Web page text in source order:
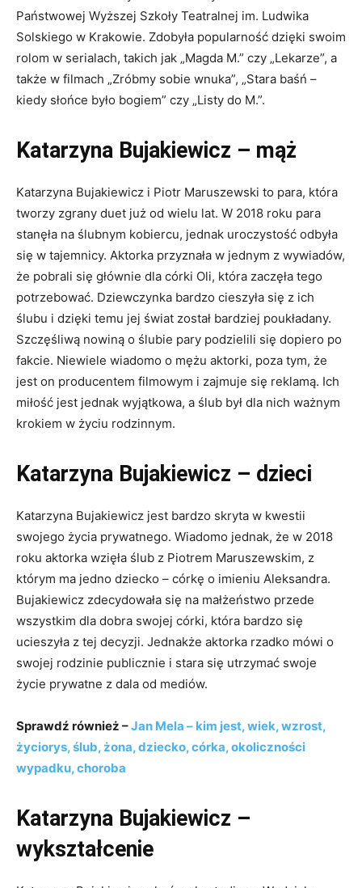
Państwowej Wyższej Szkoły Teatralnej im. Ludwika
Solskiego w Krakowie. Zdobyła popularność dzięki swoim
rolom w serialach, takich jak „Magda M.” czy „Lekarze”, a
także w filmach „Zróbmy sobie wnuka”, „Stara baśń –
kiedy słońce było bogiem” czy „Listy do M.”.
Katarzyna Bujakiewicz – mąż
Katarzyna Bujakiewicz i Piotr Maruszewski to para, która
tworzy zgrany duet już od wielu lat. W 2018 roku para
stanęła na ślubnym kobiercu, jednak uroczystość odbyła
się w tajemnicy. Aktorka przyznała w jednym z wywiadów,
że pobrali się głównie dla córki Oli, która zaczęła tego
potrzebować. Dziewczynka bardzo cieszyła się z ich
ślubu i dzięki temu jej świat został bardziej poukładany.
Szczęśliwą nowiną o ślubie pary podzielili się dopiero po
fakcie. Niewiele wiadomo o mężu aktorki, poza tym, że
jest on producentem filmowym i zajmuje się reklamą. Ich
miłość jest jednak wyjątkowa, a ślub był dla nich ważnym
krokiem w życiu rodzinnym.
Katarzyna Bujakiewicz – dzieci
Katarzyna Bujakiewicz jest bardzo skryta w kwestii
swojego życia prywatnego. Wiadomo jednak, że w 2018
roku aktorka wzięła ślub z Piotrem Maruszewskim, z
którym ma jedno dziecko – córkę o imieniu Aleksandra.
Bujakiewicz zdecydowała się na małżeństwo przede
wszystkim dla dobra swojej córki, która bardzo się
ucieszyła z tej decyzji. Jednakże aktorka rzadko mówi o
swojej rodzinie publicznie i stara się utrzymać swoje
życie prywatne z dala od mediów.
Sprawdź również –Jan Mela – kim jest, wiek, wzrost,
życiorys, ślub, żona, dziecko, córka, okoliczności
wypadku, choroba
Katarzyna Bujakiewicz –
wykształcenie